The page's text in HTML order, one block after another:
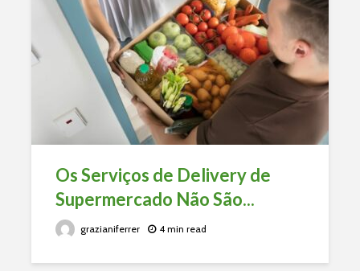
Os Serviços de Delivery de
Supermercado Não São...
grazianiferrer 4 min read